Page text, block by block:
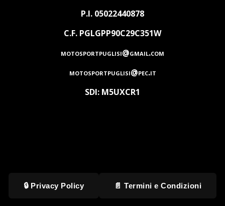
P.I. 05022440878
C.F. PGLGPP90C29C351W
motosportpuglisi@gmail.com
motosportpuglisi@pec.it
SDI: M5UXCR1
🔒 Privacy Policy 📄 Termini e Condizioni